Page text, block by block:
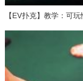
【EV扑克】教学：可